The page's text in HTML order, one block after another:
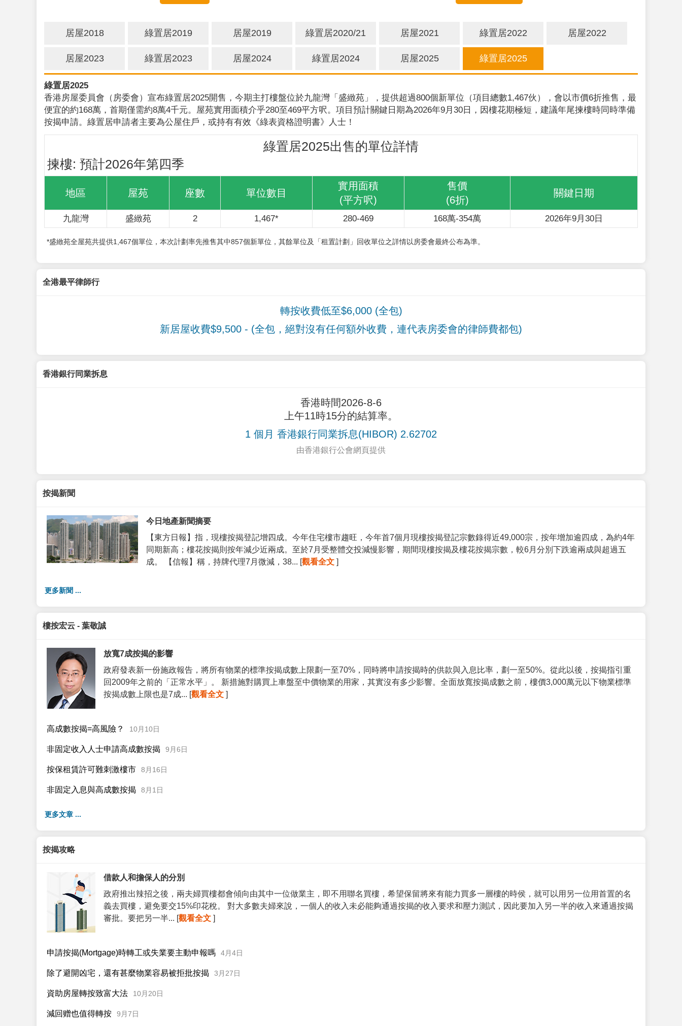
居屋2018 綠置居2019 居屋2019 綠置居2020/21 居屋2021 綠置居2022 居屋2022
居屋2023 綠置居2023 居屋2024 綠置居2024 居屋2025 綠置居2025
綠置居2025
香港房屋委員會（房委會）宣布綠置居2025開售，今期主打樓盤位於九龍灣「盛緻苑」，提供超過800個新單位（項目總數1,467伙），會以市價6折推售，最
便宜的約168萬，首期僅需約8萬4千元。屋苑實用面積介乎280至469平方呎。項目預計關鍵日期為2026年9月30日，因樓花期極短，建議年尾揀樓時同時準備
按揭申請。綠置居申請者主要為公屋住戶，或持有有效《綠表資格證明書》人士！
綠置居2025出售的單位詳情
揀樓: 預計2026年第四季
地區 屋苑 座數 單位數目
實用面積
(平方呎)
售價
(6折)
關鍵日期
九龍灣 盛緻苑 2 1,467* 280-469 168萬-354萬 2026年9月30日
*盛緻苑全屋苑共提供1,467個單位，本次計劃率先推售其中857個新單位，其餘單位及「租置計劃」回收單位之詳情以房委會最終公布為準。
全港最平律師行
轉按收費低至$6,000 (全包)
新居屋收費$9,500 - (全包，絕對沒有任何額外收費，連代表房委會的律師費都包)
香港銀行同業拆息
香港時間2026-8-6
上午11時15分的結算率。
1 個月 香港銀行同業拆息(HIBOR) 2.62702
由香港銀行公會網頁提供
按揭新聞
今日地產新聞摘要
【東方日報】指，現樓按揭登記增四成。今年住宅樓市趨旺，今年首7個月現樓按揭登記宗數錄得近49,000宗，按年增加逾四成，為約4年
同期新高；樓花按揭則按年減少近兩成。至於7月受整體交投減慢影響，期間現樓按揭及樓花按揭宗數，較6月分別下跌逾兩成與超過五
成。 【信報】稱，持牌代理7月微減，38... [觀看全文 ]
更多新聞 ...
樓按宏云 - 葉敬誠
放寬7成按揭的影響
政府發表新一份施政報告，將所有物業的標準按揭成數上限劃一至70%，同時將申請按揭時的供款與入息比率，劃一至50%。從此以後，按揭指引重
回2009年之前的「正常水平」。 新措施對購買上車盤至中價物業的用家，其實沒有多少影響。全面放寬按揭成數之前，樓價3,000萬元以下物業標準
按揭成數上限也是7成... [觀看全文 ]
高成數按揭=高風險？ 10月10日
非固定收入人士申請高成數按揭 9月6日
按保租賃許可難刺激樓市 8月16日
非固定入息與高成數按揭 8月1日
更多文章 ...
按揭攻略
借款人和擔保人的分別
政府推出辣招之後，兩夫婦買樓都會傾向由其中一位做業主，即不用聯名買樓，希望保留將來有能力買多一層樓的時侯，就可以用另一位用首置的名
義去買樓，避免要交15%印花稅。 對大多數夫婦來說，一個人的收入未必能夠通過按揭的收入要求和壓力測試，因此要加入另一半的收入來通過按揭
審批。要把另一半... [觀看全文 ]
申請按揭(Mortgage)時轉工或失業要主動申報嗎 4月4日
除了避開凶宅，還有甚麼物業容易被拒批按揭 3月27日
資助房屋轉按致富大法 10月20日
減回赠也值得轉按 9月7日